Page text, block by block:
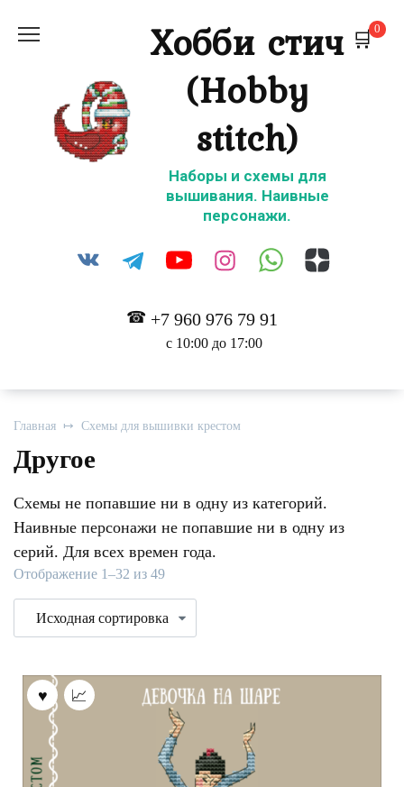
Хобби стич
(Hobby
stitch)
Наборы и схемы для
вышивания. Наивные
персонажи.
+7 960 976 79 91
с 10:00 до 17:00
0
Главная Схемы для вышивки крестом
Другое
Схемы не попавшие ни в одну из категорий.
Наивные персонажи не попавшие ни в одну из
серий. Для всех времен года.
Отображение 1–32 из 49